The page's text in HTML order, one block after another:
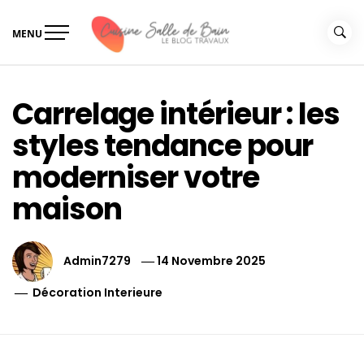
MENU
Carrelage intérieur : les
styles tendance pour
moderniser votre
maison
Admin7279
14 Novembre 2025
Décoration Interieure